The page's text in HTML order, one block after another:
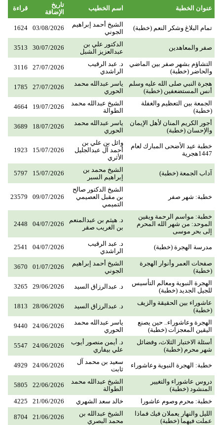
عنوان الخطبة اسم الخطيب
تاريخ
الإضافة
قراءة
تمام البلاغ وشكر النعم (خطبة)
الشيخ أحمد إبراهيم
الجوني
03/08/2026
1624
صفر والمعاهدين
الدكتور علي بن
عبدالعزيز الشبل
30/07/2026
3513
التشاؤم بشهر صفر بين الماضي
والحاضر (خطبة)
د. عبد الرقيب
الراشدي
27/07/2026
3116
هجرة النبي صلى الله عليه وسلم
أنس المستضعفين (خطبة)
ياسر عبدالله محمد
الحوري
27/07/2026
1785
الجمعة بين التعظيم والغفلة
(خطبة)
الشيخ عبدالله محمد
الطوالة
19/07/2026
4664
أجور الكريم المنان لأهل الإيمان
والإحسان (خطبة)
ياسر عبدالله محمد
الحوري
18/07/2026
3689
خطبة عيد الأضحى المبارك لعام
1447هجرية
وائل بن علي بن
أحمد آل عبدالجليل
الأثري
15/07/2026
1923
آداب الجمعة (خطبة)
الشيخ محمد بن
إبراهيم السبر
15/07/2026
5797
خطبة: شهر صفر
الشيخ الدكتور صالح
بن مقبل العصيمي
التميمي
09/07/2026
23579
خطبة: مواسم الرحمة ويقين
الموحد: من شهر الله المحرم
إلى بحر موسى
د. هيثم بن عبدالمنعم
بن الغريب صقر
04/07/2026
2448
مدرسة الهجرة (خطبة)
د. عبد الرقيب
الراشدي
04/07/2026
2541
صفحات العمر وأنوار الهجرة
(خطبة)
الشيخ أحمد إبراهيم
الجوني
01/07/2026
3670
الهجرة النبوية ومعالم التأسيس
للجيل الجديد (خطبة)
د. عبدالرزاق السيد 29/06/2026
3265
عاشوراء بين الحقيقة والزيف
(خطبة)
د. عبدالرزاق السيد 28/06/2026
1813
الهجرة وعاشوراء.. حين يصنع
اليقين المعجزات (خطبة)
ياسر عبدالله محمد
الحوري
24/06/2026
9440
أسئلة الاختبار الثلاث، وفضائل
شهر محرم (خطبة)
د. أيمن منصور أيوب
علي بيفاري
24/06/2026
5547
خطبة: الهجرة النبوية وعاشوراء
سعيد بن محمد آل
ثابت
24/06/2026
4929
دروس عاشوراء والتغيير
المنشود (خطبة)
الشيخ عبدالله محمد
الطوالة
22/06/2026
5805
خطبة: محرم وصوم عاشورا خالد سعد الشهري 21/06/2026
4225
الليل والنهار يعملان فيك فماذا
عملت فيهما (خطبة)
الشيخ عبدالله بن
محمد البصري
21/06/2026
8704